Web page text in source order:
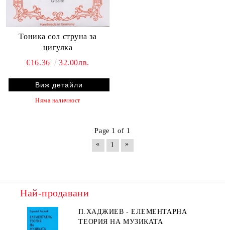
Тоника сол струна за
цигулка
€16.36
32.00лв.
Виж детайли
Няма наличност
Page 1 of 1
«
1 »
Най-продавани
П.ХАДЖИЕВ - ЕЛЕМЕНТАРНА
ТЕОРИЯ НА МУЗИКАТА